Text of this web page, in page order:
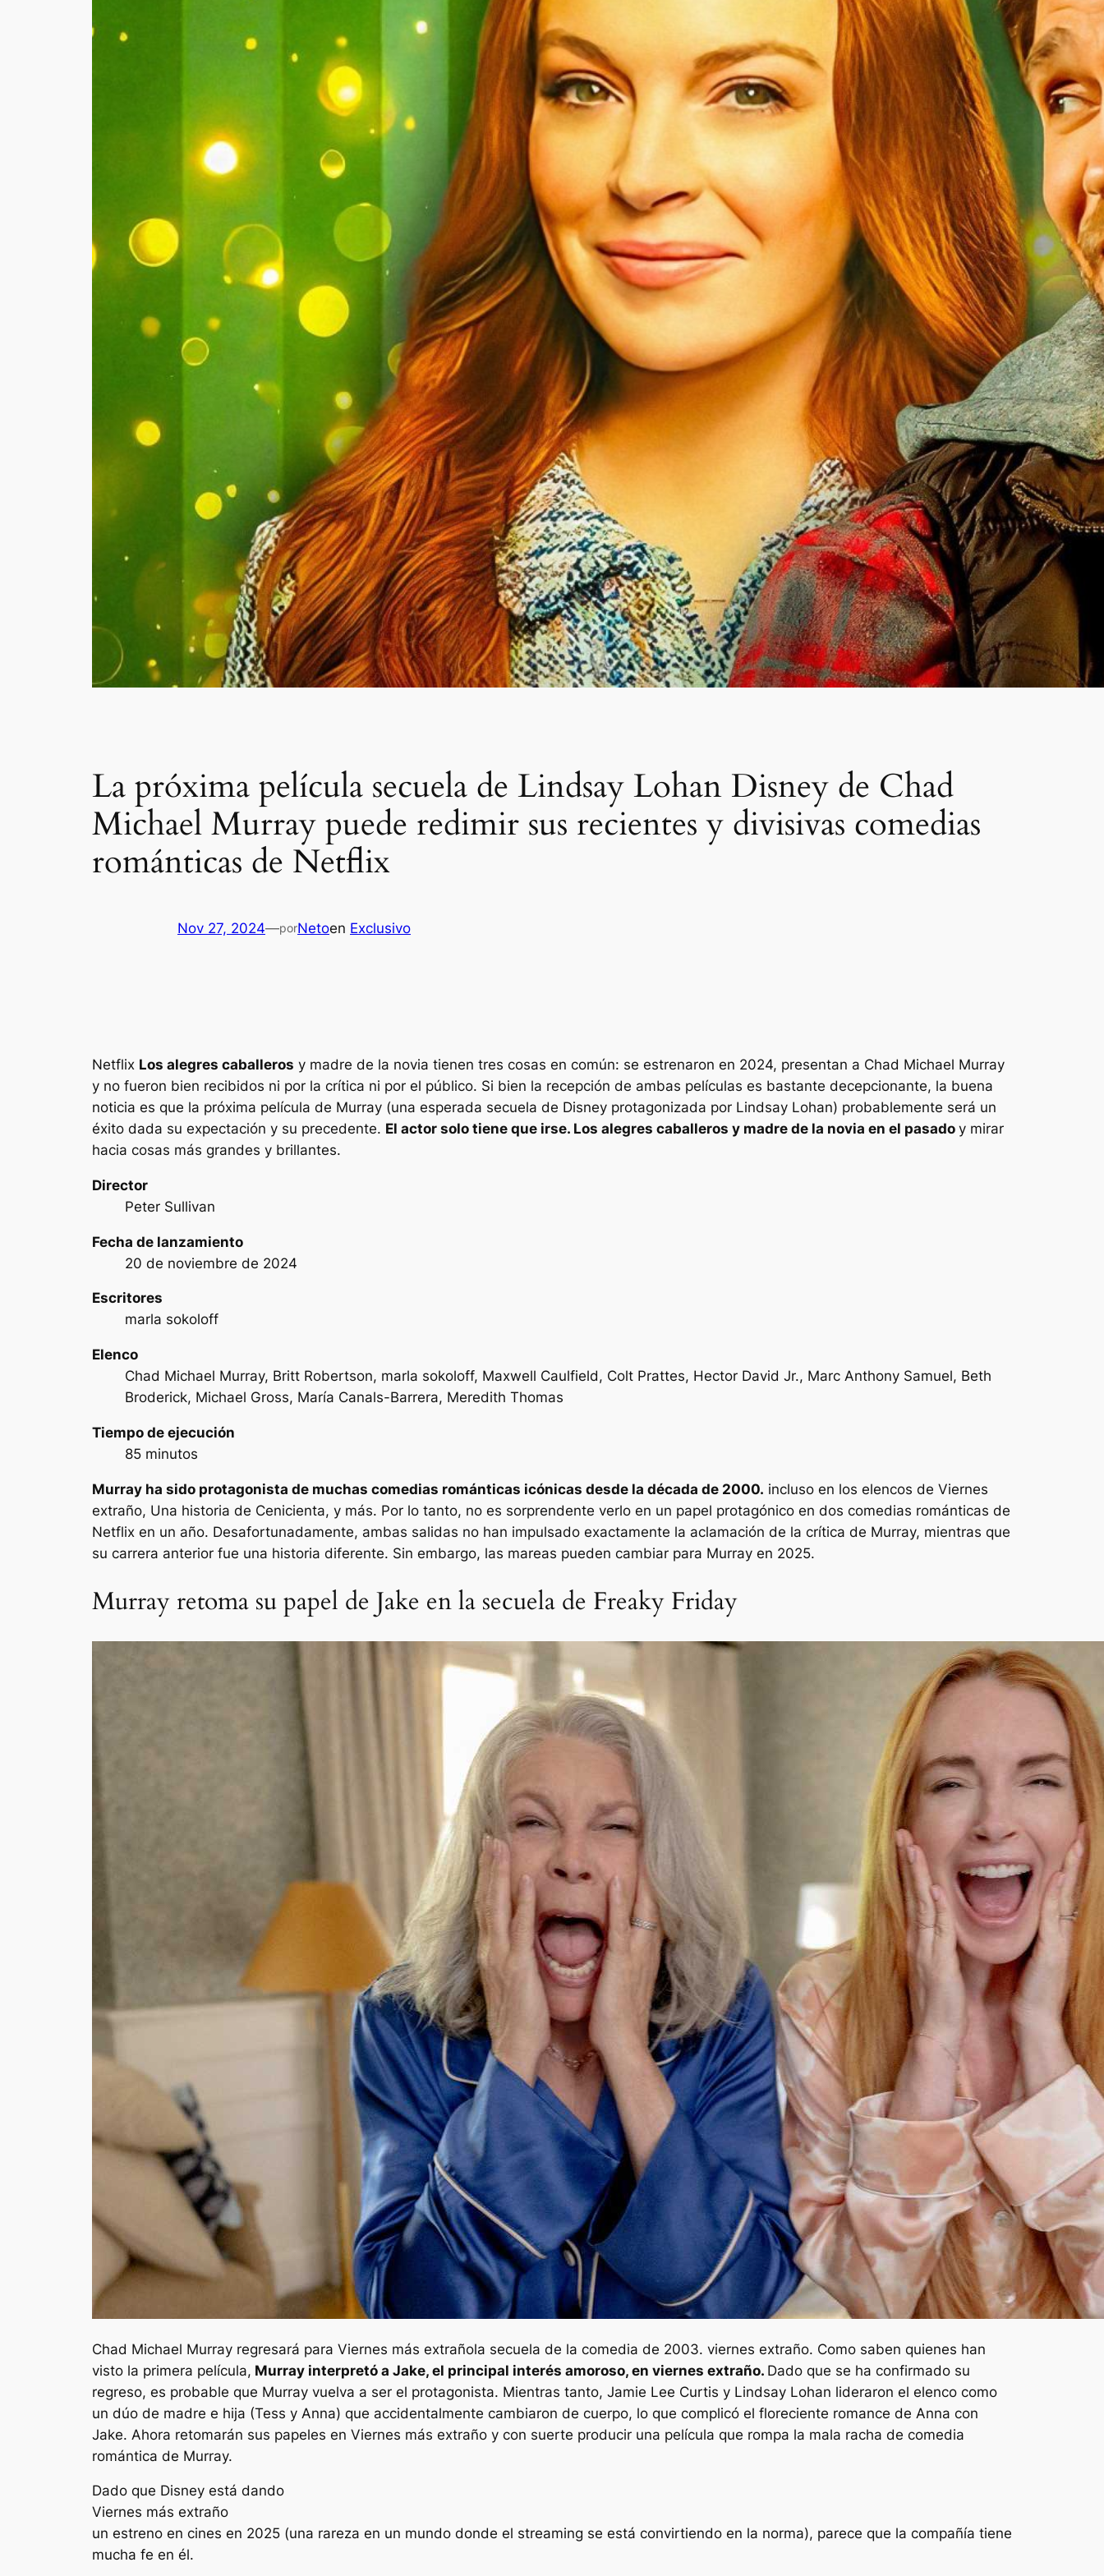
La próxima película secuela de Lindsay Lohan Disney de Chad
Michael Murray puede redimir sus recientes y divisivas comedias
románticas de Netflix
Nov 27, 2024—porNetoen Exclusivo
Netflix Los alegres caballeros y madre de la novia tienen tres cosas en común: se estrenaron en 2024, presentan a Chad Michael Murray
y no fueron bien recibidos ni por la crítica ni por el público. Si bien la recepción de ambas películas es bastante decepcionante, la buena
noticia es que la próxima película de Murray (una esperada secuela de Disney protagonizada por Lindsay Lohan) probablemente será un
éxito dada su expectación y su precedente. El actor solo tiene que irse. Los alegres caballeros y madre de la novia en el pasado y mirar
hacia cosas más grandes y brillantes.
Director
Peter Sullivan
Fecha de lanzamiento
20 de noviembre de 2024
Escritores
marla sokoloff
Elenco
Chad Michael Murray, Britt Robertson, marla sokoloff, Maxwell Caulfield, Colt Prattes, Hector David Jr., Marc Anthony Samuel, Beth
Broderick, Michael Gross, María Canals-Barrera, Meredith Thomas
Tiempo de ejecución
85 minutos
Murray ha sido protagonista de muchas comedias románticas icónicas desde la década de 2000. incluso en los elencos de Viernes
extraño, Una historia de Cenicienta, y más. Por lo tanto, no es sorprendente verlo en un papel protagónico en dos comedias románticas de
Netflix en un año. Desafortunadamente, ambas salidas no han impulsado exactamente la aclamación de la crítica de Murray, mientras que
su carrera anterior fue una historia diferente. Sin embargo, las mareas pueden cambiar para Murray en 2025.
Murray retoma su papel de Jake en la secuela de Freaky Friday
Chad Michael Murray regresará para Viernes más extrañola secuela de la comedia de 2003. viernes extraño. Como saben quienes han
visto la primera película, Murray interpretó a Jake, el principal interés amoroso, en viernes extraño​​​​​​. Dado que se ha confirmado su
regreso, es probable que Murray vuelva a ser el protagonista. Mientras tanto, Jamie Lee Curtis y Lindsay Lohan lideraron el elenco como
un dúo de madre e hija (Tess y Anna) que accidentalmente cambiaron de cuerpo, lo que complicó el floreciente romance de Anna con
Jake. Ahora retomarán sus papeles en Viernes más extraño y con suerte producir una película que rompa la mala racha de comedia
romántica de Murray.
Dado que Disney está dando
Viernes más extraño
un estreno en cines en 2025 (una rareza en un mundo donde el streaming se está convirtiendo en la norma), parece que la compañía tiene
mucha fe en él.